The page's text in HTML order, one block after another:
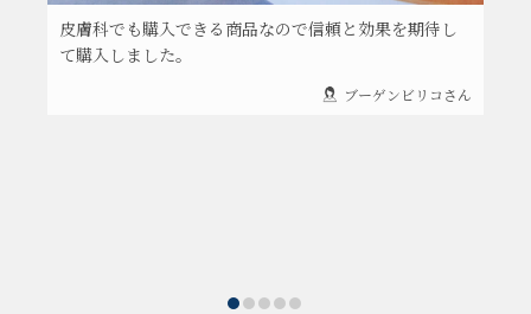
皮膚科でも購入できる商品なので信頼と効果を期待し
て購入しました。
ブーゲンビリコさん